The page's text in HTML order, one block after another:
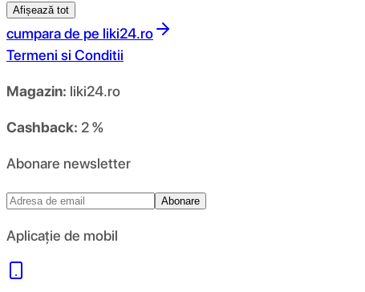
Afișează tot
cumpara de pe liki24.ro
Termeni si Conditii
Magazin: liki24.ro
Cashback: 2 %
Abonare newsletter
Abonare
Aplicație de mobil